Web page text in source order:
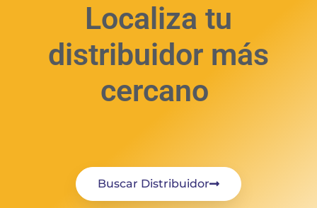
Localiza tu
distribuidor más
cercano
Buscar Distribuidor